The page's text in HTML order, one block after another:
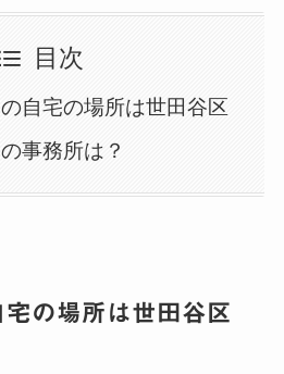
目次
自宅の場所は世田谷区
事務所は？
の場所は世田谷区